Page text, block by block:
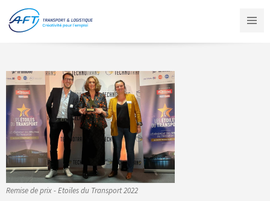
contenu
principal
Remise de prix - Etoiles du Transport 2022